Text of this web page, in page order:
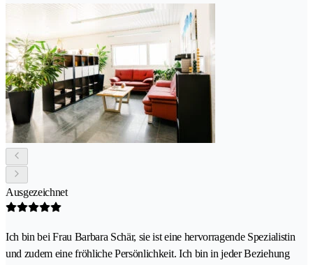
Ausgezeichnet
Ich bin bei Frau Barbara Schär, sie ist eine hervorragende Spezialistin
und zudem eine fröhliche Persönlichkeit. Ich bin in jeder Beziehung